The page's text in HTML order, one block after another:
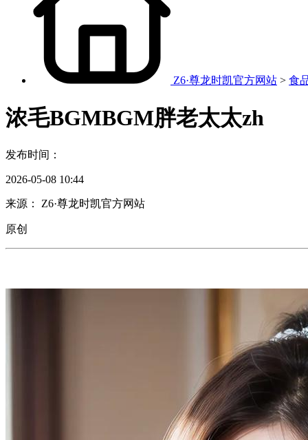
Z6·尊龙时凯官方网站 > 食
浓毛BGMBGM胖老太太zh
发布时间：
2026-05-08 10:44
来源： Z6·尊龙时凯官方网站
原创